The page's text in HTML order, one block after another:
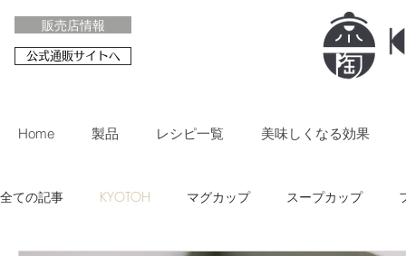
販売店情報
公式通販サイトへ
Home 製品 レシピ一覧 美味しくなる効果
全ての記事 KYOTOH マグカップ スープカップ